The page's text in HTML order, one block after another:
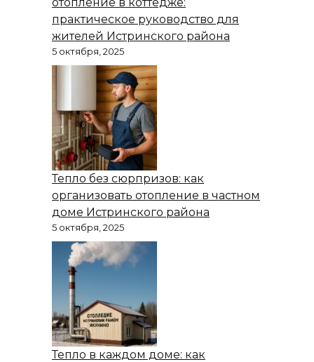
практическое руководство для
жителей Истринского района
5 октября, 2025
Тепло без сюрпризов: как
организовать отопление в частном
доме Истринского района
5 октября, 2025
Тепло в каждом доме: как